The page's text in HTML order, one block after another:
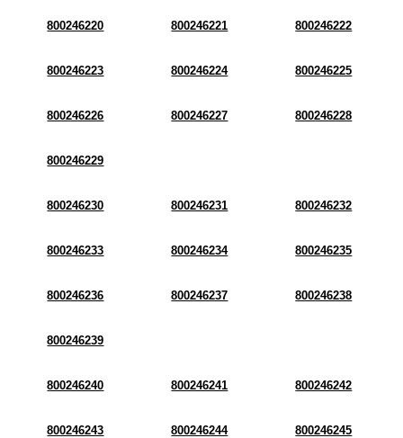
800246220 800246221 800246222
800246223 800246224 800246225
800246226 800246227 800246228
800246229
800246230 800246231 800246232
800246233 800246234 800246235
800246236 800246237 800246238
800246239
800246240 800246241 800246242
800246243 800246244 800246245